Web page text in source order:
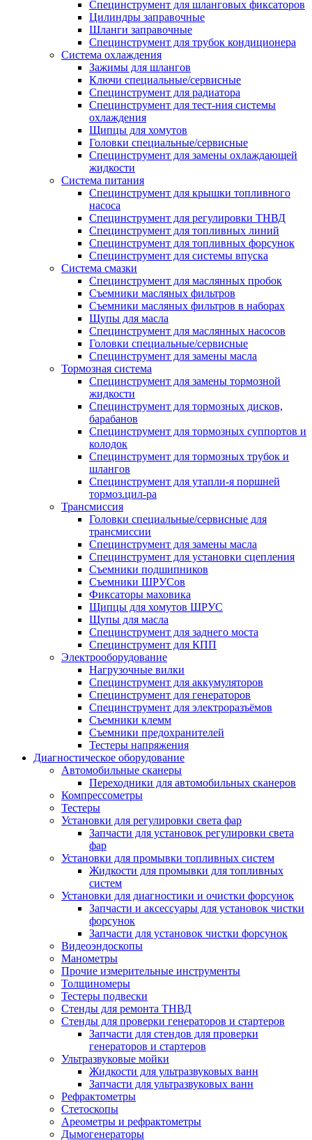
Специнструмент для шланговых фиксаторов
Цилиндры заправочные
Шланги заправочные
Специнструмент для трубок кондиционера
Система охлаждения
Зажимы для шлангов
Ключи специальные/сервисные
Специнструмент для радиатора
Специнструмент для тест-ния системы
охлаждения
Щипцы для хомутов
Головки специальные/сервисные
Специнструмент для замены охлаждающей
жидкости
Система питания
Специнструмент для крышки топливного
насоса
Специнструмент для регулировки ТНВД
Специнструмент для топливных линий
Специнструмент для топливных форсунок
Специнструмент для системы впуска
Система смазки
Специнструмент для маслянных пробок
Съемники масляных фильтров
Съемники масляных фильтров в наборах
Щупы для масла
Специнструмент для маслянных насосов
Головки специальные/сервисные
Специнструмент для замены масла
Тормозная система
Специнструмент для замены тормозной
жидкости
Специнструмент для тормозных дисков,
барабанов
Специнструмент для тормозных суппортов и
колодок
Специнструмент для тормозных трубок и
шлангов
Специнструмент для утапли-я поршней
тормоз.цил-ра
Трансмиссия
Головки специальные/сервисные для
трансмиссии
Специнструмент для замены масла
Специнструмент для установки сцепления
Съемники подшипников
Съемники ШРУСов
Фиксаторы маховика
Щипцы для хомутов ШРУС
Щупы для масла
Специнструмент для заднего моста
Специнструмент для КПП
Электрооборудование
Нагрузочные вилки
Специнструмент для аккумуляторов
Специнструмент для генераторов
Специнструмент для электроразъёмов
Съемники клемм
Съемники предохранителей
Тестеры напряжения
Диагностическое оборудование
Автомобильные сканеры
Переходники для автомобильных сканеров
Компрессометры
Тестеры
Установки для регулировки света фар
Запчасти для установок регулировки света
фар
Установки для промывки топливных систем
Жидкости для промывки для топливных
систем
Установки для диагностики и очистки форсунок
Запчасти и аксессуары для установок чистки
форсунок
Запчасти для установок чистки форсунок
Видеоэндоскопы
Манометры
Прочие измерительные инструменты
Толщиномеры
Тестеры подвески
Стенды для ремонта ТНВД
Стенды для проверки генераторов и стартеров
Запчасти для стендов для проверки
генераторов и стартеров
Ультразвуковые мойки
Жидкости для ультразвуковых ванн
Запчасти для ультразвуковых ванн
Рефрактометры
Стетоскопы
Ареометры и рефрактометры
Дымогенераторы